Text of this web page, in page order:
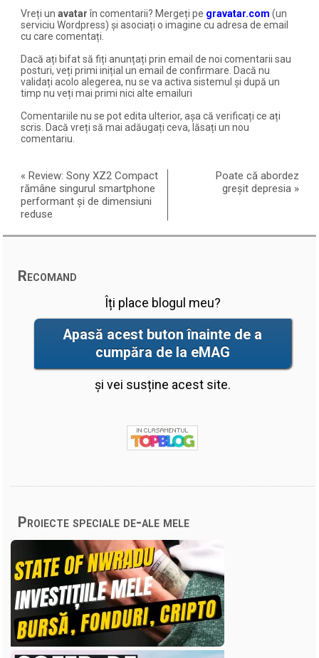
Vreți unavatarîn comentarii? Mergeți pe gravatar.com (un
serviciu Wordpress) și asociați o imagine cu adresa de email
cu care comentați.
Dacă ați bifat să fiți anunțați prin email de noi comentarii sau
posturi, veți primi inițial un email de confirmare. Dacă nu
validați acolo alegerea, nu se va activa sistemul și după un
timp nu veți mai primi nici alte emailuri
Comentariile nu se pot edita ulterior, așa că verificați ce ați
scris. Dacă vreți să mai adăugați ceva, lăsați un nou
comentariu.
«Review: Sony XZ2 Compact
rămâne singurul smartphone
performant și de dimensiuni
reduse
Poate că abordez
greșit depresia »
Recomand
Îți place blogul meu?
Apasă acest buton înainte de a
cumpăra de la eMAG
și vei susține acest site.
Proiecte speciale de-ale mele